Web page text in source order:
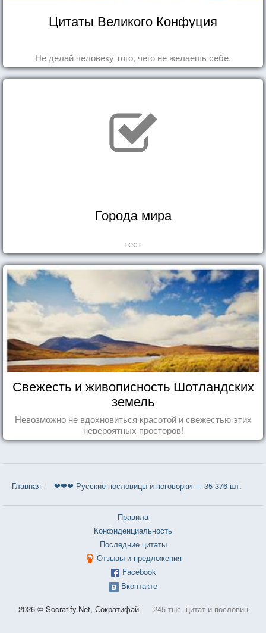
Цитаты Великого Конфуция
Не делай человеку того, чего не желаешь себе.
Города мира
тест
Свежесть и живописность Шотландских
земель
Невозможно не вдохновиться красотой и свежестью этих
невероятных просторов!
Главная ❤❤❤ Русские пословицы и поговорки — 35 376 шт.
Правила
Конфиденциальность
Последние цитаты
Отзывы и предложения
Facebook
Вконтакте
2026 © Socratify.Net, Сократифай 245 тыс. цитат и пословиц